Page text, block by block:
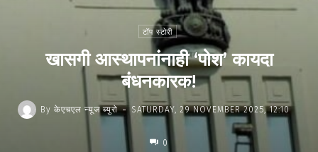
टॉप स्टोरी
खासगी आस्थापनांनाही ‘पोश’ कायदा
बंधनकारक!
By केएचएल न्यूज ब्युरो - SATURDAY, 29 NOVEMBER 2025, 12:10
0